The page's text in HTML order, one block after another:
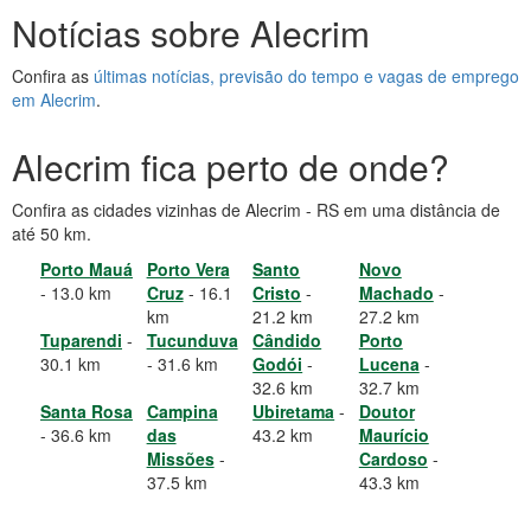
Notícias sobre Alecrim
Confira as últimas notícias, previsão do tempo e vagas de emprego
em Alecrim.
Alecrim fica perto de onde?
Confira as cidades vizinhas de Alecrim - RS em uma distância de
até 50 km.
Porto Mauá
- 13.0 km
Porto Vera
Cruz- 16.1
km
Santo
Cristo -
21.2 km
Novo
Machado -
27.2 km
Tuparendi -
30.1 km
Tucunduva
- 31.6 km
Cândido
Godói -
32.6 km
Porto
Lucena-
32.7 km
Santa Rosa
- 36.6 km
Campina
das
Missões-
37.5 km
Ubiretama -
43.2 km
Doutor
Maurício
Cardoso -
43.3 km